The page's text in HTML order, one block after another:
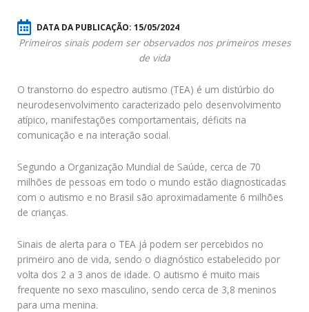
DATA DA PUBLICAÇÃO: 15/05/2024
Primeiros sinais podem ser observados nos primeiros meses
de vida
O transtorno do espectro autismo (TEA) é um distúrbio do
neurodesenvolvimento caracterizado pelo desenvolvimento
atípico, manifestações comportamentais, déficits na
comunicação e na interação social.
Segundo a Organização Mundial de Saúde, cerca de 70
milhões de pessoas em todo o mundo estão diagnosticadas
com o autismo e no Brasil são aproximadamente 6 milhões
de crianças.
Sinais de alerta para o TEA já podem ser percebidos no
primeiro ano de vida, sendo o diagnóstico estabelecido por
volta dos 2 a 3 anos de idade. O autismo é muito mais
frequente no sexo masculino, sendo cerca de 3,8 meninos
para uma menina.